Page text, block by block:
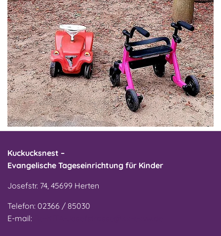
Kuckucksnest –
Evangelische Tageseinrichtung für Kinder
Josefstr. 74, 45699 Herten
Telefon: 02366 / 85030
E-mail: